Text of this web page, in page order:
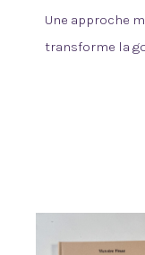
Une approche
transforme la